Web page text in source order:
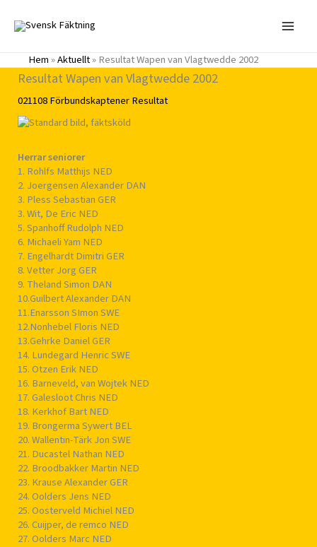
innehåll
Hem»Aktuellt»Resultat Wapen van Vlagtwedde 2002
Resultat Wapen van Vlagtwedde 2002
021108FörbundskaptenerResultat
Herrar seniorer
1. Rohlfs Matthijs NED
2. Joergensen Alexander DAN
3. Pless Sebastian GER
3. Wit, De Eric NED
5. Spanhoff Rudolph NED
6. Michaeli Yam NED
7. Engelhardt Dimitri GER
8. Vetter Jorg GER
9. Theland Simon DAN
10.Guilbert Alexander DAN
11.Enarsson SImon SWE
12.Nonhebel Floris NED
13.Gehrke Daniel GER
14. Lundegard Henric SWE
15. Otzen Erik NED
16. Barneveld, van Wojtek NED
17. Galesloot Chris NED
18. Kerkhof Bart NED
19. Brongerma Sywert BEL
20. Wallentin-Tärk Jon SWE
21. Ducastel Nathan NED
22. Broodbakker Martin NED
23. Krause Alexander GER
24. Oolders Jens NED
25. Oosterveld Michiel NED
26. Cuijper, de remco NED
27. Oolders Marc NED